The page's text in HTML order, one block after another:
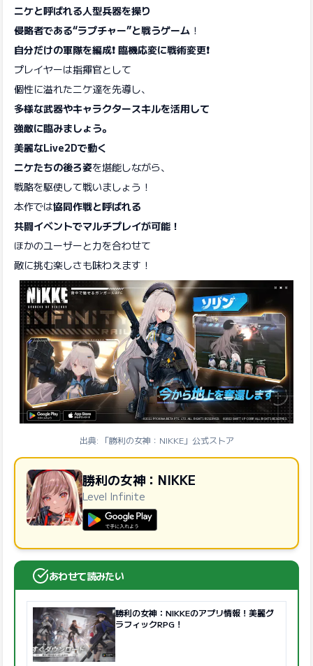
ニケと呼ばれる人型兵器を操り
侵略者である“ラプチャー”と戦うゲーム ！
自分だけの軍隊を編成❗ 臨機応変に戦術変更❗
プレイヤーは指揮官として
個性に溢れたニケ達を先導し、
多様な武器やキャラクタースキルを活用して
強敵に臨みましょう。
美麗なLive2Dで動く
ニケたちの後ろ姿を堪能しながら、
戦略を駆使して戦いましょう！
本作では協同作戦と呼ばれる
共闘イベントでマルチプレイが可能！
ほかのユーザーと力を合わせて
敵に挑む楽しさも味わえます！
出典: 「勝利の女神：NIKKE」公式ストア
勝利の女神：NIKKE
Level Infinite
あわせて読みたい
勝利の女神：NIKKEのアプリ情報！美麗グ
ラフィックRPG！